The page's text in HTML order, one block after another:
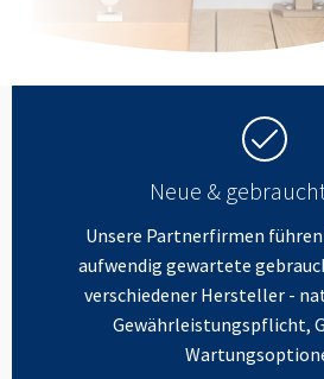
Neue &
Unsere Partnerfirmen
aufwendig gewartete
verschiedener Hersteller -
Gewährleistungspflicht,